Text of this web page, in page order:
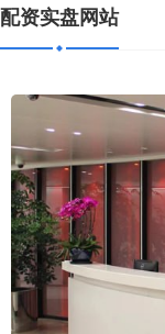
配资实盘网站